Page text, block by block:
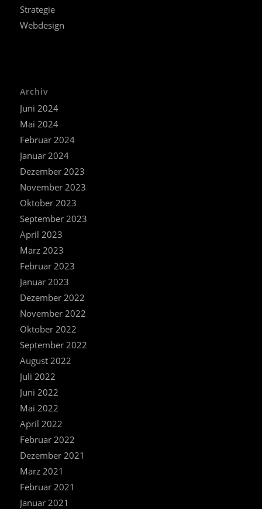
Strategie
Webdesign
Archiv
Juni 2024
Mai 2024
Februar 2024
Januar 2024
Dezember 2023
November 2023
Oktober 2023
September 2023
April 2023
März 2023
Februar 2023
Januar 2023
Dezember 2022
November 2022
Oktober 2022
September 2022
August 2022
Juli 2022
Juni 2022
Mai 2022
April 2022
Februar 2022
Dezember 2021
März 2021
Februar 2021
Januar 2021